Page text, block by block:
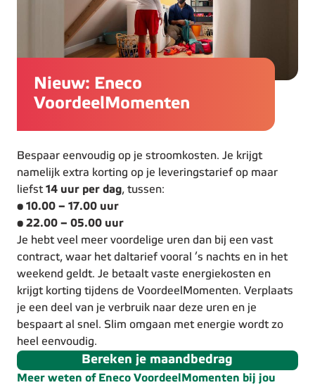
Nieuw: Eneco
VoordeelMomenten
Bespaar eenvoudig op je stroomkosten. Je krijgt
namelijk extra korting op je leveringstarief op maar
liefst 14 uur per dag, tussen:
• 10.00 – 17.00 uur
• 22.00 – 05.00 uur
Je hebt veel meer voordelige uren dan bij een vast
contract, waar het daltarief vooral ’s nachts en in het
weekend geldt. Je betaalt vaste energiekosten en
krijgt korting tijdens de VoordeelMomenten. Verplaats
je een deel van je verbruik naar deze uren en je
bespaart al snel. Slim omgaan met energie wordt zo
heel eenvoudig.
Bereken je maandbedrag
Meer weten of Eneco VoordeelMomenten bij jou